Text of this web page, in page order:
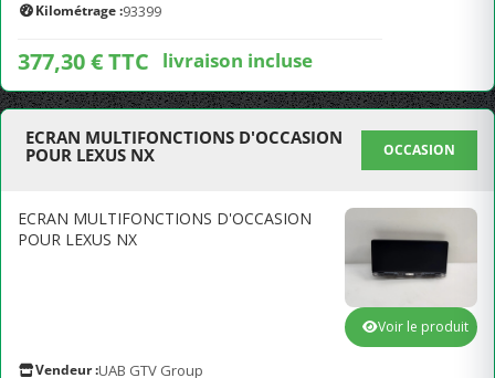
Kilométrage :93399
377,30 € TTC livraison incluse
ECRAN MULTIFONCTIONS D'OCCASION
POUR LEXUS NX
OCCASION
ECRAN MULTIFONCTIONS D'OCCASION
POUR LEXUS NX
Vendeur :UAB GTV Group
Voir le produit